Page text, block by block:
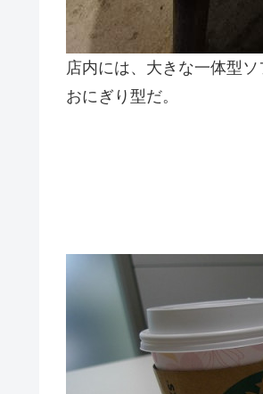
店内には、大きな一体型
おにぎり型だ。